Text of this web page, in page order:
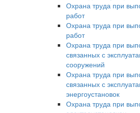
Охрана труда при
работ
Охрана труда при
работ
Охрана труда при
связанных с
сооружений
Охрана труда при
связанных с
энергоустановок
Охрана труда при